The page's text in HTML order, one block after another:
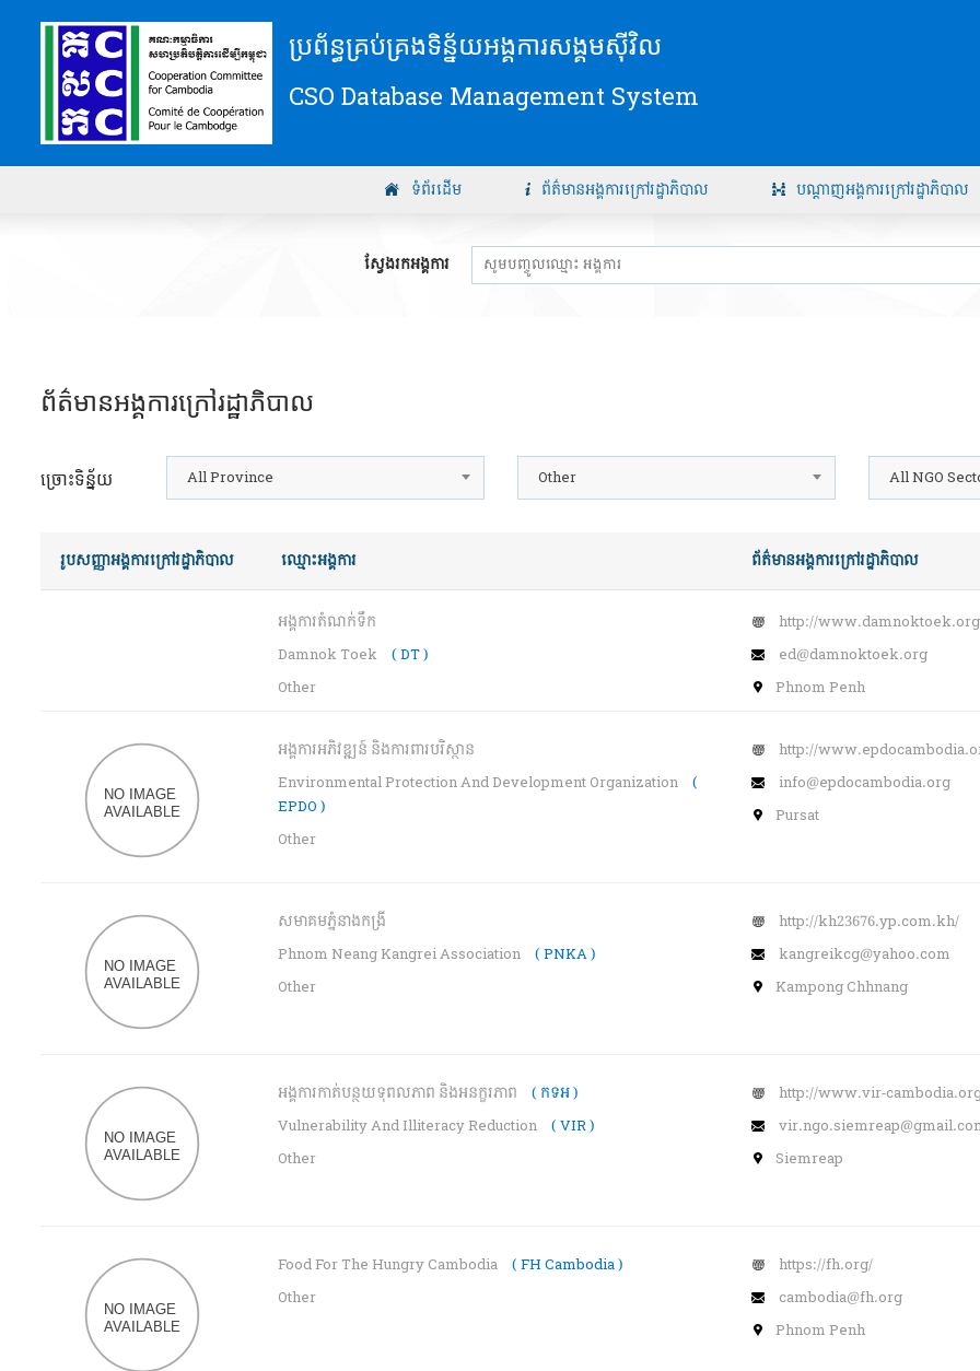
ប្រព័ន្ធគ្រប់គ្រងទិន្ន័យអង្គការសង្គមស៊ីវិល
CSO Database Management System
ទំព័រដើម ព័ត៌មានអង្គការក្រៅរដ្ឋាភិបាល បណ្តាញអង្គការក្រៅរដ្ឋាភិបាល
ស្វែងរកអង្គការ
ព័ត៌មានអង្គការក្រៅរដ្ឋាភិបាល
ច្រោះទិន្ន័យ All Province Other All NGO
រូបសញ្ញាអង្គការក្រៅរដ្ឋាភិបាល ឈ្មោះ​អង្គការ ព័ត៌មានអង្គការក្រៅរដ្ឋាភិបាល
អង្គការតំណក់ទឹក
Damnok Toek ( DT )
Other
http://
ed@damnoktoek.org
Phnom Penh
អង្គការអភិវឌ្ឍន៍ និងការពារបរិស្ថាន
Environmental Protection And Development Organization (
EPDO )
Other
http://
info@epdocambodia.org
Pursat
សមាគមភ្នំនាងកង្រី
Phnom Neang Kangrei Association ( PNKA )
Other
http://kh23676.yp.com.kh/
kangreikcg@yahoo.com
Kampong Chhnang
អង្គការកាត់បន្ថយទុពលភាព និងអនក្ខរភាព ( កទអ )
Vulnerability And Illiteracy Reduction ( VIR )
Other
http://www.vir-
Siemreap
Food For The Hungry Cambodia ( FH Cambodia )
Other
https://fh.org/
cambodia@fh.org
Phnom Penh